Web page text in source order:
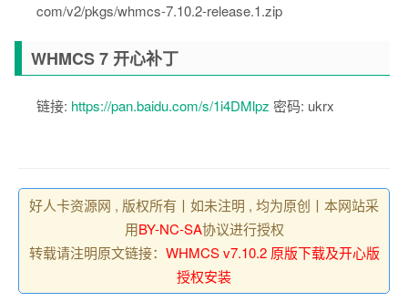
com/v2/pkgs/whmcs-7.10.2-release.1.zip
WHMCS 7 开心补丁
链接: https://pan.baidu.com/s/1i4DMlpz 密码: ukrx
好人卡资源网 , 版权所有丨如未注明 , 均为原创丨本网站采
用BY-NC-SA协议进行授权
转载请注明原文链接： WHMCS v7.10.2 原版下载及开心版
授权安装